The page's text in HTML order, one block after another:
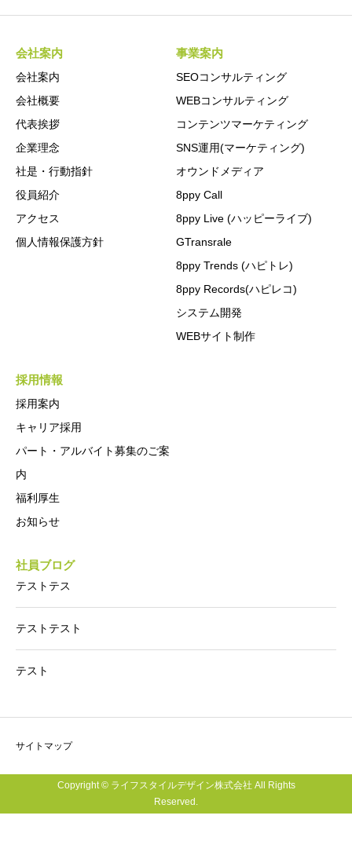
会社案内
会社案内
会社概要
代表挨拶
企業理念
社是・行動指針
役員紹介
アクセス
個人情報保護方針
事業案内
SEOコンサルティング
WEBコンサルティング
コンテンツマーケティング
SNS運用(マーケティング)
オウンドメディア
8ppy Call
8ppy Live (ハッピーライブ)
GTransrale
8ppy Trends (ハピトレ)
8ppy Records(ハピレコ)
システム開発
WEBサイト制作
採用情報
採用案内
キャリア採用
パート・アルバイト募集のご案
内
福利厚生
お知らせ
社員ブログ
テストテス
テストテスト
テスト
サイトマップ
Copyright © ライフスタイルデザイン株式会社 All Rights
Reserved.